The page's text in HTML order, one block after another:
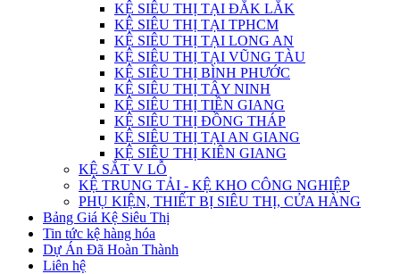
KỆ SIÊU THỊ TẠI ĐẮK LẮK
KỆ SIÊU THỊ TẠI TPHCM
KỆ SIÊU THỊ TẠI LONG AN
KỆ SIÊU THỊ TẠI VŨNG TÀU
KỆ SIÊU THỊ BÌNH PHƯỚC
KỆ SIÊU THỊ TÂY NINH
KỆ SIÊU THỊ TIỀN GIANG
KỆ SIÊU THỊ ĐỒNG THÁP
KỆ SIÊU THỊ TẠI AN GIANG
KỆ SIÊU THỊ KIÊN GIANG
KỆ SẮT V LỖ
KỆ TRUNG TẢI - KỆ KHO CÔNG NGHIỆP
PHỤ KIỆN, THIẾT BỊ SIÊU THỊ, CỬA HÀNG
Bảng Giá Kệ Siêu Thị
Tin tức kệ hàng hóa
Dự Án Đã Hoàn Thành
Liên hệ